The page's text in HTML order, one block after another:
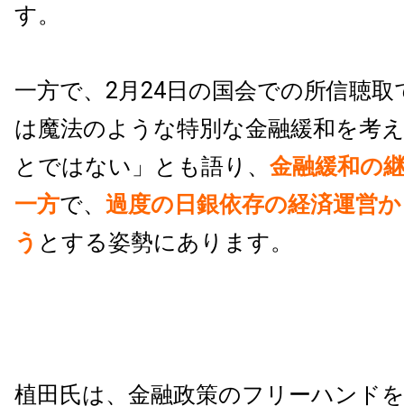
す。
一方で、2月24日の国会での所信聴取
は魔法のような特別な金融緩和を考
とではない」とも語り、 金融緩和の
一方で、 過度の日銀依存の経済運営
う とする姿勢にあります。
植田氏は、金融政策のフリーハンド